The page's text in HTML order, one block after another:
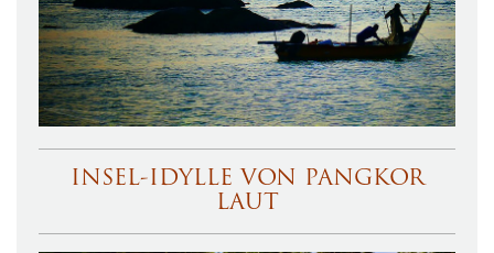
INSEL-IDYLLE VON PANGKOR
LAUT